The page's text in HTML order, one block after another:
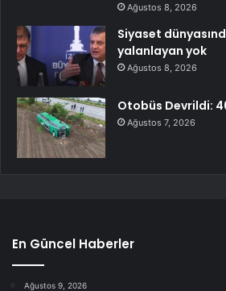
Ağustos 8, 2026
Siyaset
yalanlayan yok
Ağustos 8, 2026
Otobüs Devrildi:
Ağustos 7, 2026
En Güncel Haberler
Ağustos 9, 2026